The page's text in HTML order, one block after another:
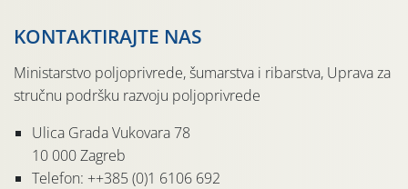
KONTAKTIRAJTE NAS
Ministarstvo poljoprivrede, šumarstva i ribarstva, Uprava za
stručnu podršku razvoju poljoprivrede
Ulica Grada Vukovara 78
10 000 Zagreb
Telefon: ++385 (0)1 6106 692